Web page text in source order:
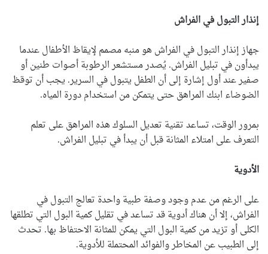
إنذار التبول في الفراش
جهاز إنذار التبول في الفراش هو منبه مصمم لإيقاظ الأطفال عندما
يبدأون في تبليل الفراش. يُصدر مستشعر الرطوبة أصوات طنين أو
صفير عند أول إشارة إلى أن الطفل يتبول في السرير. يجب أن توقظ
الضوضاء ابنك المراهق حتى يتمكن من استخدام دورة المياه.
بمرور الوقت، تساعد تقنية تعديل السلوك هذه المراهق على تعلم
التعرف على امتلاء المثانة قبل أن يبدأ في تبليل الفراش.
الأدوية
على الرغم من عدم وجود وصفة طبية واحدة تعالج التبول في
الفراش، إلا أن هناك أدوية قد تساعد في تقليل كمية البول التي تطلقها
الكلى أو تزيد من كمية البول التي يمكن للمثانة الاحتفاظ بها. تحدث
إلى الطبيب عن المخاطر والفوائد المحتملة للأدوية.